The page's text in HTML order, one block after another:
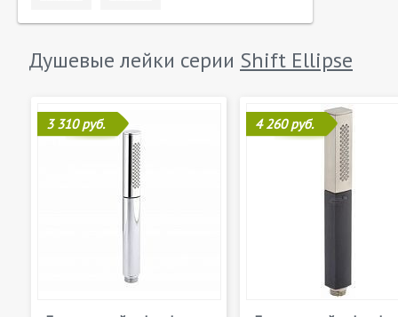
Душевые лейки серии Shift Ellipse
3 310 руб. 4 260 руб.